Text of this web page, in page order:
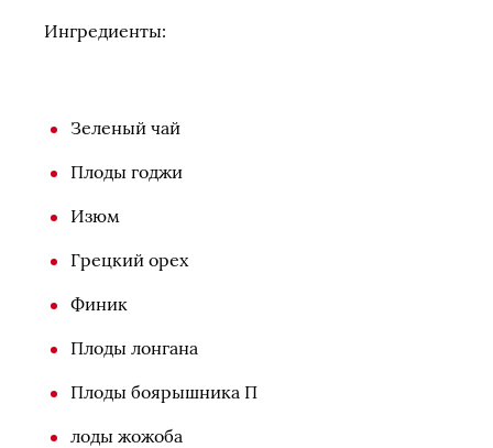
Ингредиенты:
Зеленый чай
Плоды годжи
Изюм
Грецкий орех
Финик
Плоды лонгана
Плоды боярышника П
лоды жожоба